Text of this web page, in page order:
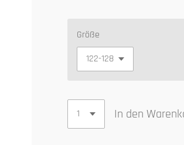
Größe
In den